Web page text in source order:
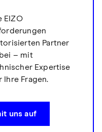
EIZO
Partner
– mit
Expertise
Ihre Fragen.
uns auf